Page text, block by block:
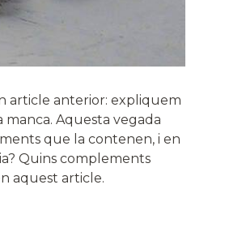
article anterior: expliquem
manca. Aquesta vegada
que la contenen, i en
Quins complements
aquest article.